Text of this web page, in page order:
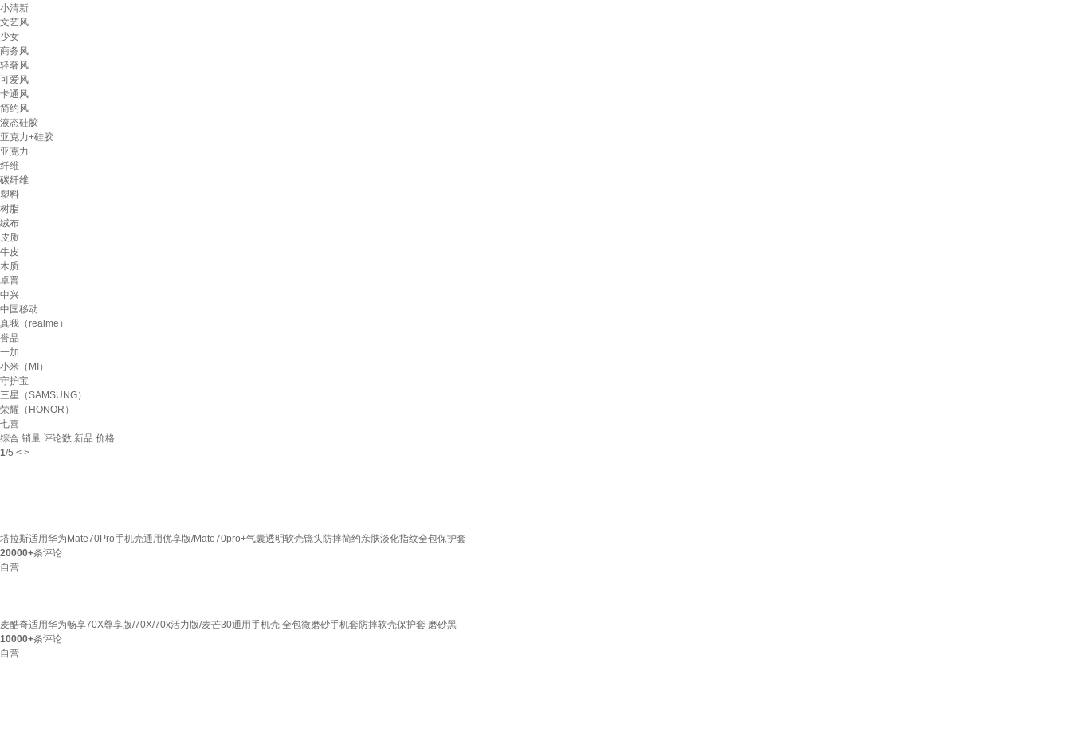
小清新
文艺风
少女
商务风
轻奢风
可爱风
卡通风
简约风
液态硅胶
亚克力+硅胶
亚克力
纤维
碳纤维
塑料
树脂
绒布
皮质
牛皮
木质
卓普
中兴
中国移动
真我（realme）
誉品
一加
小米（MI）
守护宝
三星（SAMSUNG）
荣耀（HONOR）
七喜
综合 销量 评论数 新品 价格
1/5 < >
塔拉斯适用华为Mate70Pro手机壳通用优享版/Mate70pro+气囊透明软壳镜头防摔简约亲肤淡化指纹全包保护套
20000+条评论
自营
麦酷奇适用华为畅享70X尊享版/70X/70x活力版/麦芒30通用手机壳 全包微磨砂手机套防摔软壳保护套 磨砂黑
10000+条评论
自营